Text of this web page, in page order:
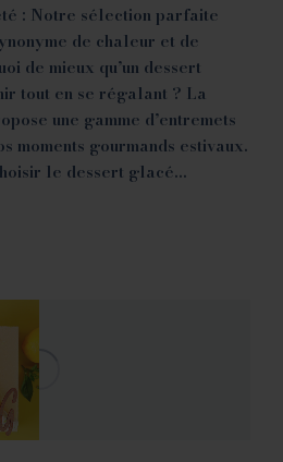
: Notre sélection parfaite
de chaleur et de
de mieux qu’un dessert
tout en se régalant ? La
une gamme d’entremets
moments gourmands estivaux.
le dessert glacé…